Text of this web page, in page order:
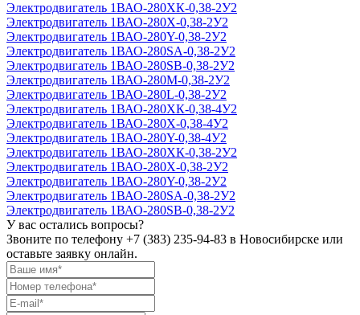
Электродвигатель 1ВАО-280ХК-0,38-2У2
Электродвигатель 1ВАО-280Х-0,38-2У2
Электродвигатель 1ВАО-280Y-0,38-2У2
Электродвигатель 1ВАО-280SА-0,38-2У2
Электродвигатель 1ВАО-280SВ-0,38-2У2
Электродвигатель 1ВАО-280М-0,38-2У2
Электродвигатель 1ВАО-280L-0,38-2У2
Электродвигатель 1ВАО-280ХК-0,38-4У2
Электродвигатель 1ВАО-280Х-0,38-4У2
Электродвигатель 1ВАО-280Y-0,38-4У2
Электродвигатель 1ВАО-280ХК-0,38-2У2
Электродвигатель 1ВАО-280Х-0,38-2У2
Электродвигатель 1ВАО-280Y-0,38-2У2
Электродвигатель 1ВАО-280SА-0,38-2У2
Электродвигатель 1ВАО-280SВ-0,38-2У2
У вас остались вопросы?
Звоните по телефону +7 (383) 235-94-83 в Новосибирске или
оставьте заявку онлайн.